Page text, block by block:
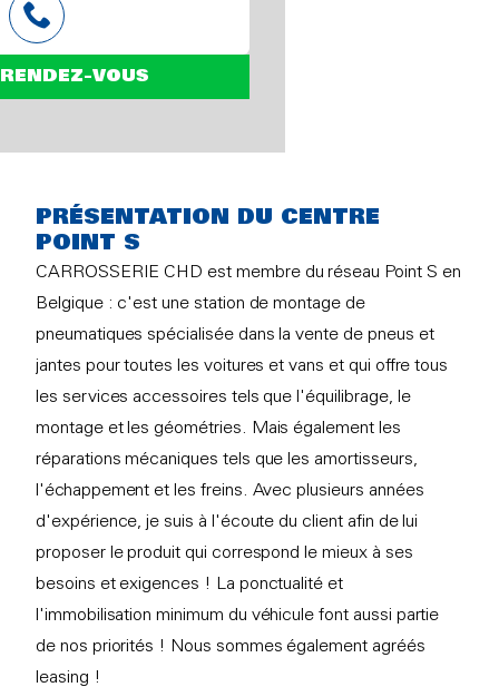
VOUS
PRÉSENTATION DU CENTRE
POINT S
CARROSSERIE CHD est membre du réseau Point S en
Belgique : c'est une station de montage de
pneumatiques spécialisée dans la vente de pneus et
jantes pour toutes les voitures et vans et qui offre tous
les services accessoires tels que l'équilibrage, le
montage et les géométries. Mais également les
réparations mécaniques tels que les amortisseurs,
l'échappement et les freins. Avec plusieurs années
d'expérience, je suis à l'écoute du client afin de lui
proposer le produit qui correspond le mieux à ses
besoins et exigences ! La ponctualité et
l'immobilisation minimum du véhicule font aussi partie
de nos priorités ! Nous sommes également agréés
leasing !